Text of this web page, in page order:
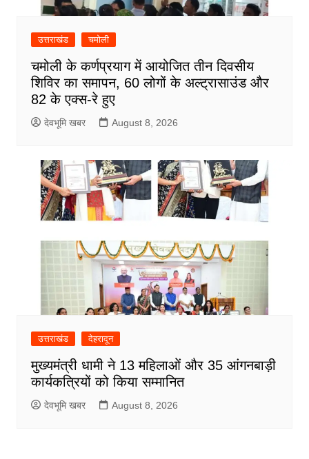
उत्तराखंड चमोली
चमोली के कर्णप्रयाग में आयोजित तीन दिवसीय
शिविर का समापन, 60 लोगों के अल्ट्रासाउंड और
82 के एक्स-रे हुए
देवभूमि खबर August 8, 2026
उत्तराखंड देहरादून
मुख्यमंत्री धामी ने 13 महिलाओं और 35 आंगनबाड़ी
कार्यकत्रियों को किया सम्मानित
देवभूमि खबर August 8, 2026